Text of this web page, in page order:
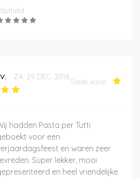
ZA. 29 DEC. 2018
Totale score:
hadden Pasta per Tutti
voor een
en waren zeer
Super lekker, mooi
en heel vriendelijke